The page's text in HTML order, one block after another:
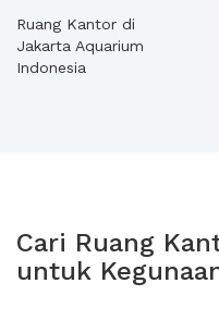
Ruang Kantor di
Jakarta Aquarium
Indonesia
Cari Ruang
untuk